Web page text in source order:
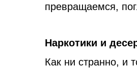
превращаемся,
Наркотики и
Как ни странно, и